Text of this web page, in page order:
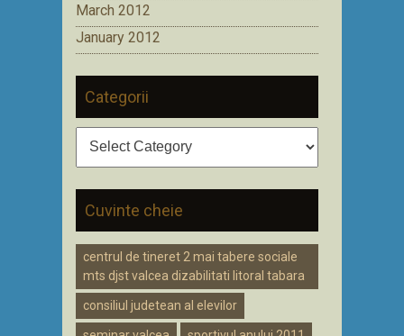
March 2012
January 2012
Categorii
Cuvinte cheie
centrul de tineret 2 mai tabere sociale
mts djst valcea dizabilitati litoral tabara
consiliul judetean al elevilor